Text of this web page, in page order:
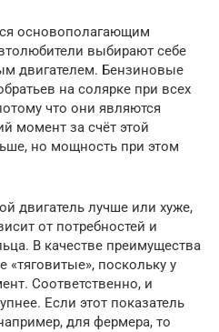
основополагающим
выбирают себе
двигателем. Бензиновые
на солярке при всех
что они являются
момент за счёт этой
но мощность при этом
двигатель лучше или хуже,
от потребностей и
В качестве преимущества
«тяговитые», поскольку у
Соответственно, и
Если этот показатель
для фермера, то